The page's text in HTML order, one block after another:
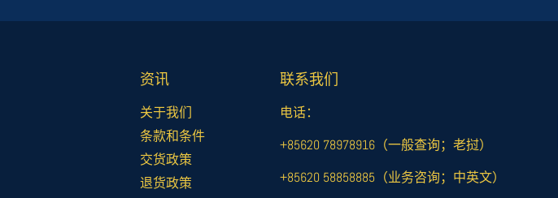
资讯
关于我们
条款和条件
交货政策
退货政策
联系我们
电话：
+85620 78978916（一般查询；老挝）
+85620 58858885（业务咨询；中英文）